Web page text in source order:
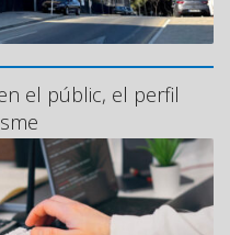
el públic, el perfil